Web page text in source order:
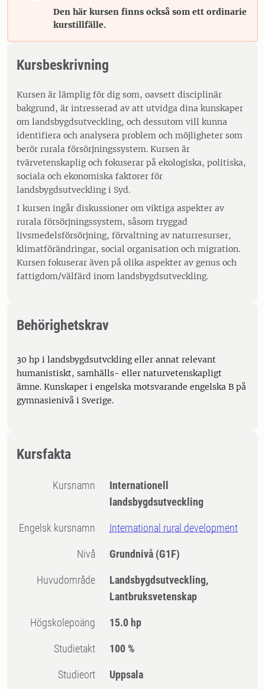
Den här kursen finns också som ett ordinarie
kurstillfälle.
Kursbeskrivning
Kursen är lämplig för dig som, oavsett disciplinär
bakgrund, är intresserad av att utvidga dina kunskaper
om landsbygdsutveckling, och dessutom vill kunna
identifiera och analysera problem och möjligheter som
berör rurala försörjningssystem. Kursen är
tvärvetenskaplig och fokuserar på ekologiska, politiska,
sociala och ekonomiska faktorer för
landsbygdsutveckling i Syd.
I kursen ingår diskussioner om viktiga aspekter av
rurala försörjningssystem, såsom tryggad
livsmedelsförsörjning, förvaltning av naturresurser,
klimatförändringar, social organisation och migration.
Kursen fokuserar även på olika aspekter av genus och
fattigdom/välfärd inom landsbygdsutveckling.
Behörighetskrav
30 hp i landsbygdsutvckling eller annat relevant
humanistiskt, samhälls- eller naturvetenskapligt
ämne. Kunskaper i engelska motsvarande engelska B på
gymnasienivå i Sverige.
Kursfakta
Kursnamn
Internationell
landsbygdsutveckling
Engelsk kursnamn International rural development
Nivå Grundnivå (G1F)
Huvudområde
Landsbygdsutveckling,
Lantbruksvetenskap
högskolepoäng 15.0 hp
Studietakt 100 %
Studieort Uppsala